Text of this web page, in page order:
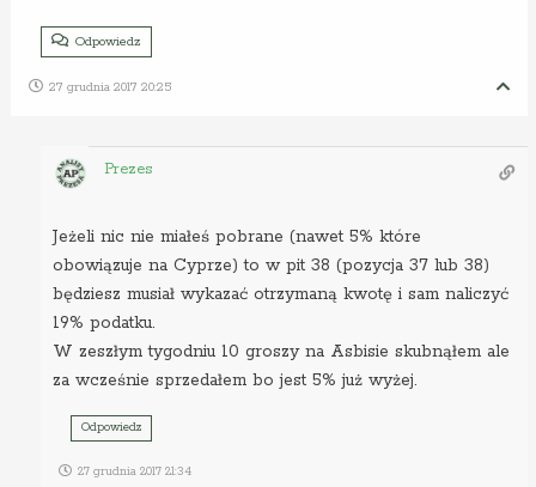
Odpowiedz
27 grudnia 2017 20:25
Prezes
Jeżeli nic nie miałeś pobrane (nawet 5% które
obowiązuje na Cyprze) to w pit 38 (pozycja 37 lub 38)
będziesz musiał wykazać otrzymaną kwotę i sam naliczyć
19% podatku.
W zeszłym tygodniu 10 groszy na Asbisie skubnąłem ale
za wcześnie sprzedałem bo jest 5% już wyżej.
Odpowiedz
27 grudnia 2017 21:34